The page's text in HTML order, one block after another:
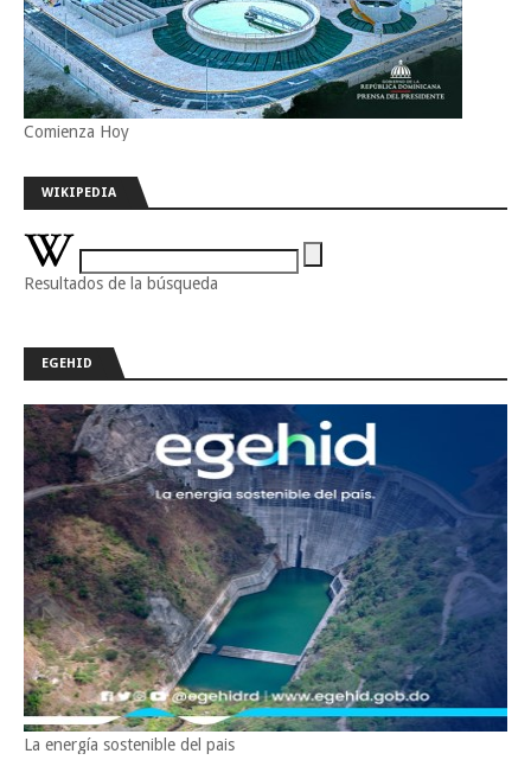
Comienza Hoy
WIKIPEDIA
Resultados de la búsqueda
EGEHID
La energía sostenible del pais